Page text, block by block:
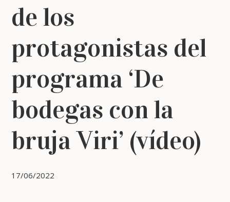
de los
protagonistas del
programa ‘De
bodegas con la
bruja Viri’ (vídeo)
17/06/2022